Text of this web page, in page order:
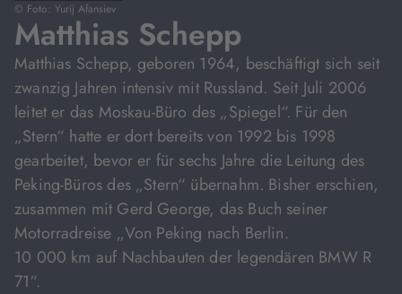
© Foto: Yurij Afansiev
Matthias Schepp
Matthias Schepp, geboren 1964, beschäftigt sich seit
zwanzig Jahren intensiv mit Russland. Seit Juli 2006
leitet er das Moskau-Büro des „Spiegel“. Für den
„Stern“ hatte er dort bereits von 1992 bis 1998
gearbeitet, bevor er für sechs Jahre die Leitung des
Peking-Büros des „Stern“ übernahm. Bisher erschien,
zusammen mit Gerd George, das Buch seiner
Motorradreise „Von Peking nach Berlin.
10 000 km auf Nachbauten der legendären BMW R
71“.